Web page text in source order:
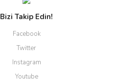
Bizi Takip Edin!
Facebook
Twitter
Instagram
Youtube